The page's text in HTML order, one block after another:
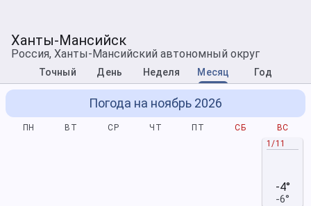
Ханты-Мансийск
Россия, Ханты-Мансийский автономный округ
Точный День Неделя Месяц Год
Погода на ноябрь 2026
ПН ВТ СР ЧТ ПТ СБ
ВС
1/11
-4°
-6°